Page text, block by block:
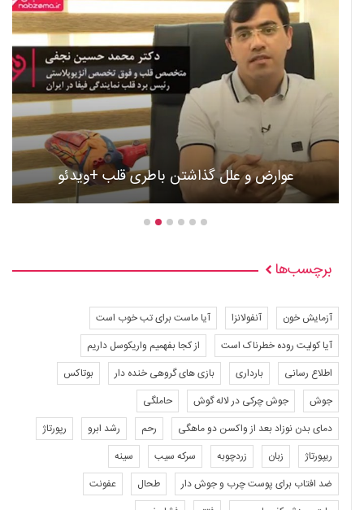
عوارض و علل گذاشتن باطری قلب +ویدئو
برچسب‌ها
آزمایش خون آنفولانزا
آیا ماست برای تب خوب است
آیا کولیت روده خطرناک است
از کجا بفهمیم واریکوسل داریم
اطلاع رسانی
بارداری بازی های گروهی خنده دار
بوتاکس
جوش
جوش چرکی در لاله گوش
حاملگی
دمای بدن نوزاد بعد از واکسن دو ماهگی
رحم رشد ابرو
رپورتاژ
ریپورتاژ
زبان زردچوبه سرکه سیب
سینه
ضد افتاب برای پوست چرب و جوش دار
طحال
عفونت